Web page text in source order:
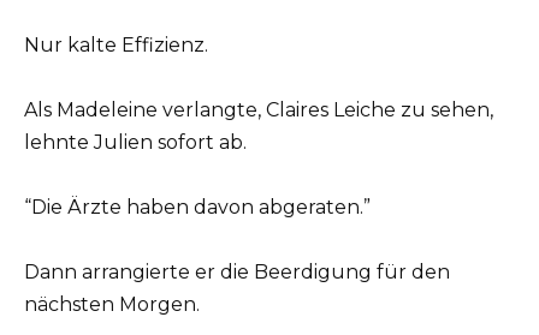
Nur kalte Effizienz.
Als Madeleine verlangte, Claires Leiche zu sehen,
lehnte Julien sofort ab.
“Die Ärzte haben davon abgeraten.”
Dann arrangierte er die Beerdigung für den
nächsten Morgen.